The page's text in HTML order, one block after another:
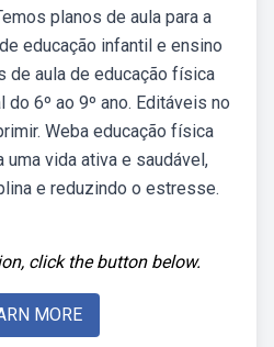
planos de aula para a
educação infantil e ensino
de aula de educação física
6º ao 9º ano. Editáveis no
Weba educação física
uma vida ativa e saudável,
e reduzindo o estresse.
click the button below.
MORE